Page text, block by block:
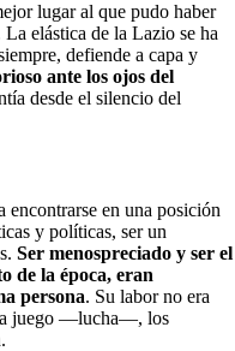
lugar al que pudo haber
La elástica de la Lazio se ha
defiende a capa y
ante los ojos del
desde el silencio del
encontrarse en una posición
y políticas, ser un
Ser menospreciado y ser el
de la época, eran
persona. Su labor no era
juego —lucha—, los